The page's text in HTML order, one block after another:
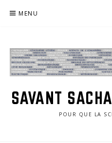
MENU
SAVANT
POUR QUE LA